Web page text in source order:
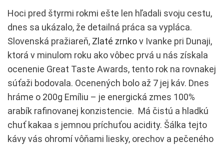
Hoci pred štyrmi rokmi ešte len hľadali svoju cestu,
dnes sa ukázalo, že detailná práca sa vypláca.
Slovenská pražiareň, Zlaté zrnkov Ivanke pri Dunaji,
ktorá v minulom roku ako vôbec prvá u nás získala
ocenenie Great Taste Awards, tento rok na rovnakej
súťaži bodovala. Ocenených bolo až 7 jej káv. Dnes
hráme o 200g Emíliu – je energická zmes 100%
arabík rafinovanej konzistencie. Má čistú a hladkú
chuť kakaa s jemnou príchuťou acidity. Šálka tejto
kávy vás ohromí vôňami liesky, orechov a pečeného